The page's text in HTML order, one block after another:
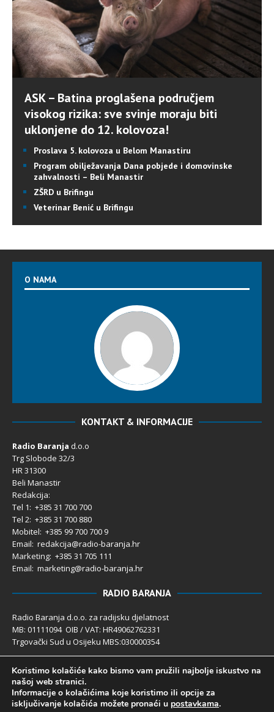
ASK – Batina proglašena područjem
visokog rizika: sve svinje moraju biti
uklonjene do 12. kolovoza!
Proslava 5. kolovoza u Belom Manastiru
Program obilježavanja Dana pobjede i domovinske
zahvalnosti – Beli Manastir
ZŠRD u Brifingu
Veterinar Benić u Brifingu
O NAMA
KONTAKT & INFORMACIJE
Radio Baranja d.o.o
Trg Slobode 32/3
HR 31300
Beli Manastir
Redakcija:
Tel 1: +385 31 700 700
Tel 2: +385 31 700 880
Mobitel: +385 99 700 700 9
Email: redakcija@radio-baranja.hr
Marketing: +385 31 705 111
Email: marketing@radio-baranja.hr
RADIO BARANJA
Radio Baranja d.o.o. za radijsku djelatnost
MB: 01111094 OIB / VAT: HR49062762331
Trgovački Sud u Osijeku MBS:030000354
Temeljni kapital 2.600,00 € uplaćen u cijelosti
Poslovni račun PBZ: 2340009-1100121402
IBAN: HR4123400091100121402
Uprava društva: Ivanka Rusan
Koristimo kolačiće kako bismo vam pružili najbolje iskustvo na
našoj web stranici.
Informacije o kolačićima koje koristimo ili opcije za
isključivanje kolačića možete pronaći u postavkama.